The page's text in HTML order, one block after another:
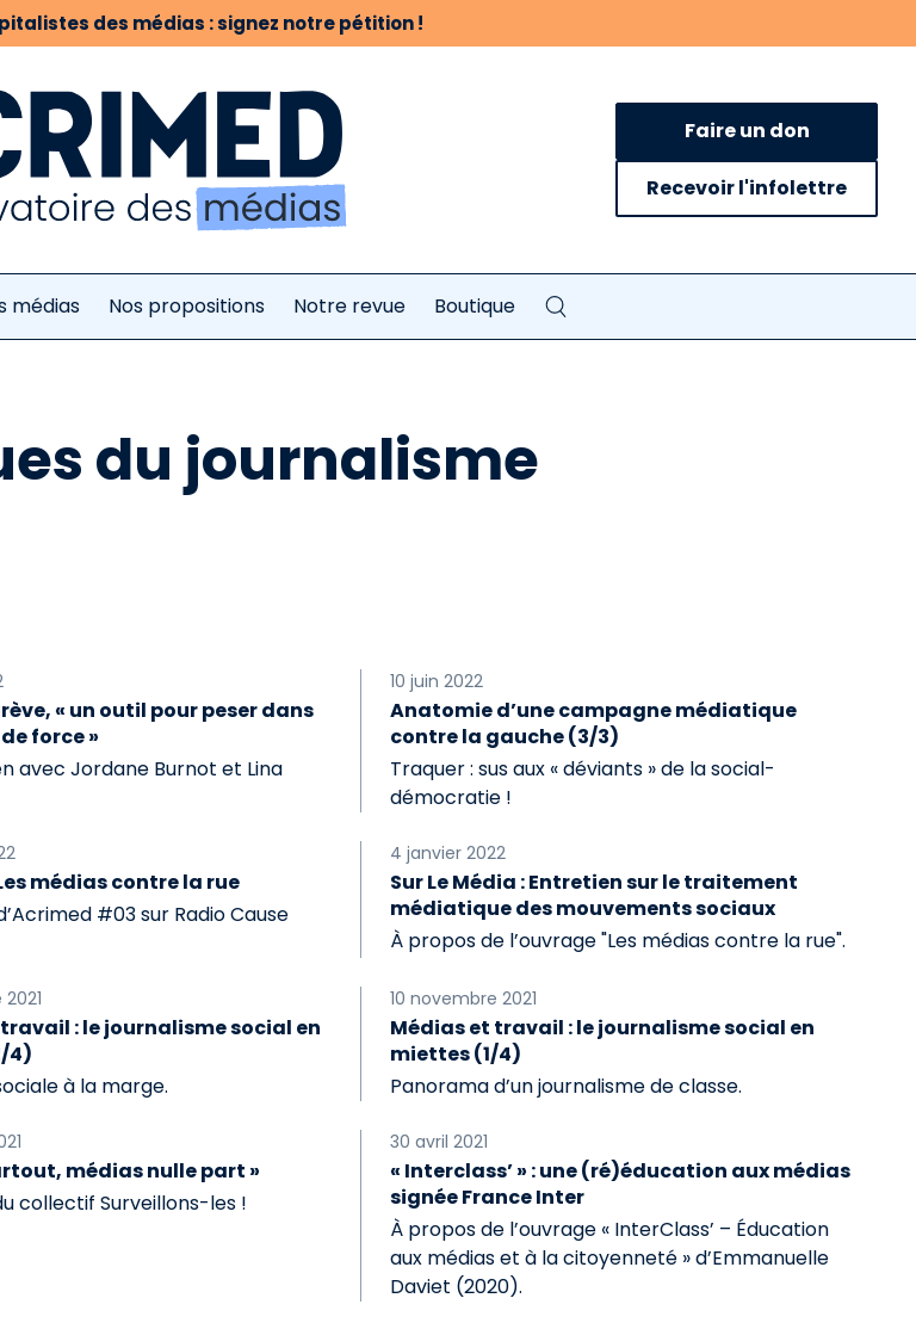
des médias : signez notre pétition !
Faire un don
Recevoir l'infolettre
médias Nos propositions Notre revue Boutique
du journalisme
« un outil pour peser dans
force »
avec Jordane Burnot et Lina
10 juin 2022
Anatomie d’une campagne médiatique
contre la gauche (3/3)
Traquer : sus aux « déviants » de la social-
démocratie !
médias contre la rue
#03 sur Radio Cause
4 janvier 2022
Sur Le Média : Entretien sur le traitement
médiatique des mouvements sociaux
À propos de l’ouvrage "Les médias contre la rue".
: le journalisme social en
4)
à la marge.
10 novembre 2021
Médias et travail : le journalisme social en
miettes (1/4)
Panorama d’un journalisme de classe.
médias nulle part »
collectif Surveillons-les !
30 avril 2021
« Interclass’ » : une (ré)éducation aux médias
signée France Inter
À propos de l’ouvrage « InterClass’ – Éducation
aux médias et à la citoyenneté » d’Emmanuelle
Daviet (2020).